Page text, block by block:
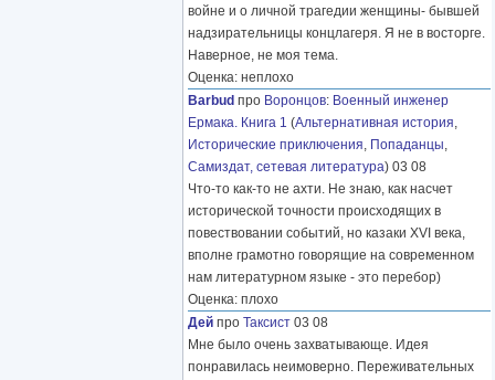
войне и о личной трагедии женщины- бывшей
надзирательницы концлагеря. Я не в восторге.
Наверное, не моя тема.
Оценка: неплохо
Barbud про Воронцов: Военный инженер
Ермака. Книга 1 (Альтернативная история,
Исторические приключения, Попаданцы,
Самиздат, сетевая литература) 03 08
Что-то как-то не ахти. Не знаю, как насчет
исторической точности происходящих в
повествовании событий, но казаки XVI века,
вполне грамотно говорящие на современном
нам литературном языке - это перебор)
Оценка: плохо
Дей про Таксист 03 08
Мне было очень захватывающе. Идея
понравилась неимоверно. Переживательных